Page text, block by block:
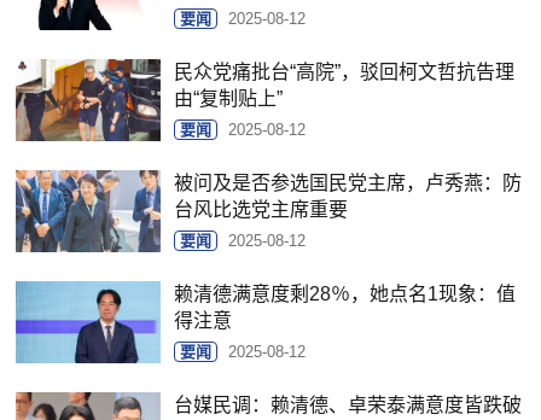
要闻 2025-08-12
民众党痛批台“高院”，驳回柯文哲抗告理
由“复制贴上”
要闻 2025-08-12
被问及是否参选国民党主席，卢秀燕：防
台风比选党主席重要
要闻 2025-08-12
赖清德满意度剩28％，她点名1现象：值
得注意
要闻 2025-08-12
台媒民调：赖清德、卓荣泰满意度皆跌破